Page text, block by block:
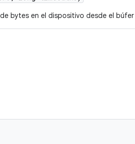
bytes en el dispositivo desde el